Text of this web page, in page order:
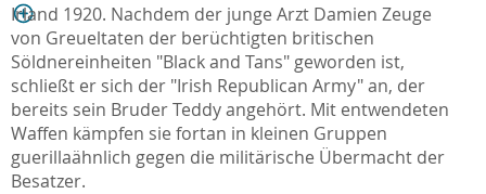
Irland 1920. Nachdem der junge Arzt Damien Zeuge
von Greueltaten der berüchtigten britischen
Söldnereinheiten "Black and Tans" geworden ist,
schließt er sich der "Irish Republican Army" an, der
bereits sein Bruder Teddy angehört. Mit entwendeten
Waffen kämpfen sie fortan in kleinen Gruppen
guerillaähnlich gegen die militärische Übermacht der
Besatzer.